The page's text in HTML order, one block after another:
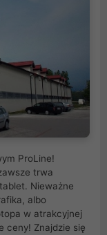
ProLine!
trwa
Nieważne
albo
w atrakcyjnej
ceny! Znajdzie się